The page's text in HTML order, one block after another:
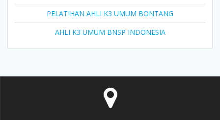
PELATIHAN AHLI K3 UMUM BONTANG
AHLI K3 UMUM BNSP INDONESIA